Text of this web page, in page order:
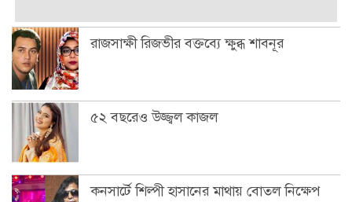
রাজসাক্ষী রিজভীর বক্তব্যে ক্ষুব্ধ শাবনূর
৫২ বছরেও উজ্জ্বল কাজল
কনসার্টে শিল্পী হাসানের মাথায় বোতল নিক্ষেপ